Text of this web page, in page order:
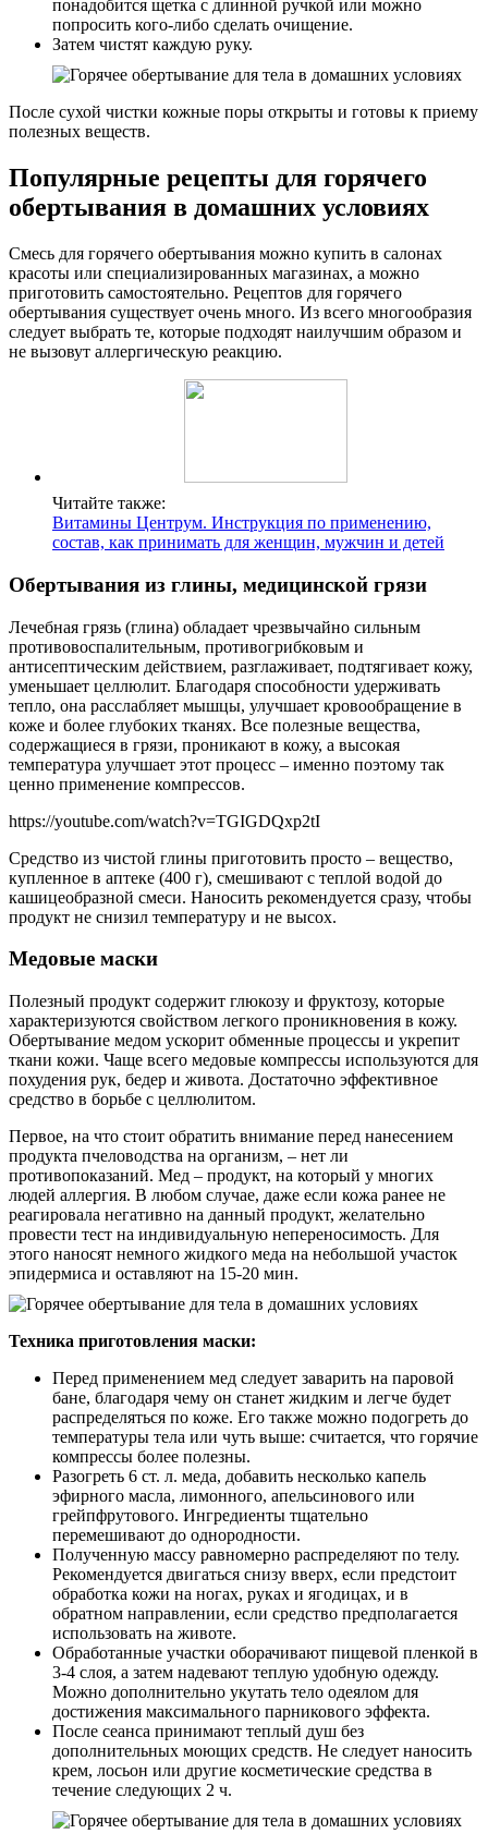
понадобится щетка с длинной ручкой или можно
попросить кого-либо сделать очищение.
Затем чистят каждую руку.
После сухой чистки кожные поры открыты и готовы к приему
полезных веществ.
Популярные рецепты для горячего
обертывания в домашних условиях
Смесь для горячего обертывания можно купить в салонах
красоты или специализированных магазинах, а можно
приготовить самостоятельно. Рецептов для горячего
обертывания существует очень много. Из всего многообразия
следует выбрать те, которые подходят наилучшим образом и
не вызовут аллергическую реакцию.
Читайте также:
Витамины Центрум. Инструкция по применению,
состав, как принимать для женщин, мужчин и детей
Обертывания из глины, медицинской грязи
Лечебная грязь (глина) обладает чрезвычайно сильным
противовоспалительным, противогрибковым и
антисептическим действием, разглаживает, подтягивает кожу,
уменьшает целлюлит. Благодаря способности удерживать
тепло, она расслабляет мышцы, улучшает кровообращение в
коже и более глубоких тканях. Все полезные вещества,
содержащиеся в грязи, проникают в кожу, а высокая
температура улучшает этот процесс – именно поэтому так
ценно применение компрессов.
https://youtube.com/watch?v=TGIGDQxp2tI
Средство из чистой глины приготовить просто – вещество,
купленное в аптеке (400 г), смешивают с теплой водой до
кашицеобразной смеси. Наносить рекомендуется сразу, чтобы
продукт не снизил температуру и не высох.
Медовые маски
Полезный продукт содержит глюкозу и фруктозу, которые
характеризуются свойством легкого проникновения в кожу.
Обертывание медом ускорит обменные процессы и укрепит
ткани кожи. Чаще всего медовые компрессы используются для
похудения рук, бедер и живота. Достаточно эффективное
средство в борьбе с целлюлитом.
Первое, на что стоит обратить внимание перед нанесением
продукта пчеловодства на организм, – нет ли
противопоказаний. Мед – продукт, на который у многих
людей аллергия. В любом случае, даже если кожа ранее не
реагировала негативно на данный продукт, желательно
провести тест на индивидуальную непереносимость. Для
этого наносят немного жидкого меда на небольшой участок
эпидермиса и оставляют на 15-20 мин.
Техника приготовления маски:
Перед применением мед следует заварить на паровой
бане, благодаря чему он станет жидким и легче будет
распределяться по коже. Его также можно подогреть до
температуры тела или чуть выше: считается, что горячие
компрессы более полезны.
Разогреть 6 ст. л. меда, добавить несколько капель
эфирного масла, лимонного, апельсинового или
грейпфрутового. Ингредиенты тщательно
перемешивают до однородности.
Полученную массу равномерно распределяют по телу.
Рекомендуется двигаться снизу вверх, если предстоит
обработка кожи на ногах, руках и ягодицах, и в
обратном направлении, если средство предполагается
использовать на животе.
Обработанные участки оборачивают пищевой пленкой в
3-4 слоя, а затем надевают теплую удобную одежду.
Можно дополнительно укутать тело одеялом для
достижения максимального парникового эффекта.
После сеанса принимают теплый душ без
дополнительных моющих средств. Не следует наносить
крем, лосьон или другие косметические средства в
течение следующих 2 ч.